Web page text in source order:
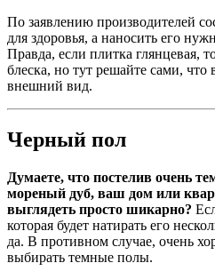
По заявлению производителей
для здоровья, а наносить его
Правда, если плитка глянцевая,
блеска, но тут решайте сами, что
внешний вид.
Черный пол
Думаете, что постелив очень
мореный дуб, ваш дом или
выглядеть просто шикарно?
которая будет натирать его
да. В противном случае, очень
выбирать темные полы.